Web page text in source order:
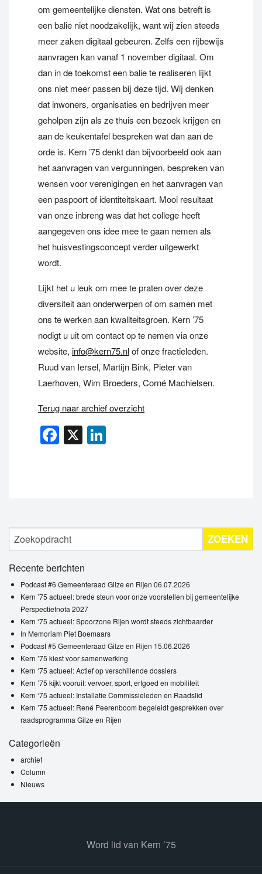
om gemeentelijke diensten. Wat ons betreft is
een balie niet noodzakelijk, want wij zien steeds
meer zaken digitaal gebeuren. Zelfs een rijbewijs
aanvragen kan vanaf 1 november digitaal. Om
dan in de toekomst een balie te realiseren lijkt
ons niet meer passen bij deze tijd. Wij denken
dat inwoners, organisaties en bedrijven meer
geholpen zijn als ze thuis een bezoek krijgen en
aan de keukentafel bespreken wat dan aan de
orde is. Kern ’75 denkt dan bijvoorbeeld ook aan
het aanvragen van vergunningen, bespreken van
wensen voor verenigingen en het aanvragen van
een paspoort of identiteitskaart. Mooi resultaat
van onze inbreng was dat het college heeft
aangegeven ons idee mee te gaan nemen als
het huisvestingsconcept verder uitgewerkt
wordt.
Lijkt het u leuk om mee te praten over deze
diversiteit aan onderwerpen of om samen met
ons te werken aan kwaliteitsgroen. Kern ’75
nodigt u uit om contact op te nemen via onze
website, info@kern75.nlof onze fractieleden.
Ruud van Iersel, Martijn Bink, Pieter van
Laerhoven, Wim Broeders, Corné Machielsen.
Terug naar archief overzicht
Facebook
X
ZOEKEN
Recente berichten
Podcast #6 Gemeenteraad Gilze en Rijen 06.07.2026
Kern ’75 actueel: brede steun voor onze voorstellen bij gemeentelijke
Perspectiefnota 2027
Kern ‘75 actueel: Spoorzone Rijen wordt steeds zichtbaarder
In Memoriam Piet Boemaars
Podcast #5 Gemeenteraad Gilze en Rijen 15.06.2026
Kern ’75 kiest voor samenwerking
Kern ‘75 actueel: Actief op verschillende dossiers
Kern ’75 kijkt vooruit: vervoer, sport, erfgoed en mobiliteit
Kern ‘75 actueel: Installatie Commissieleden en Raadslid
Kern ’75 actueel: René Peerenboom begeleidt gesprekken over
raadsprogramma Gilze en Rijen
Categorieën
archief
Column
Nieuws
Word lid van Kern ’75